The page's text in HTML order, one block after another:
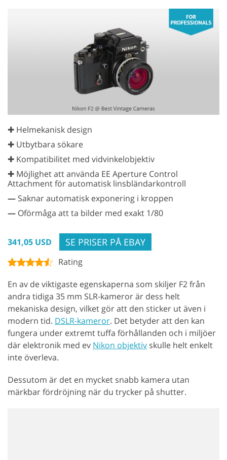
✚ Helmekanisk design
✚ Utbytbara sökare
✚ Kompatibilitet med vidvinkelobjektiv
✚ Möjlighet att använda EE Aperture Control
Attachment för automatisk linsbländarkontroll
— Saknar automatisk exponering i kroppen
— Oförmåga att ta bilder med exakt 1/80
341,05 USD SE PRISER PÅ EBAY
Rating
En av de viktigaste egenskaperna som skiljer F2 från
andra tidiga 35 mm SLR-kameror är dess helt
mekaniska design, vilket gör att den sticker ut även i
modern tid. DSLR-kameror. Det betyder att den kan
fungera under extremt tuffa förhållanden och i miljöer
där elektronik med ev Nikon objektiv skulle helt enkelt
inte överleva.
Dessutom är det en mycket snabb kamera utan
märkbar fördröjning när du trycker på shutter.